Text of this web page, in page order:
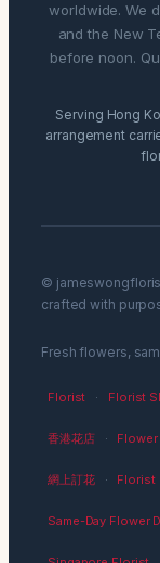
worldwide. We
and the New
before noon.
Serving Hong
arrangement
©
crafted with
Fresh flowers,
Florist · Florist
香港花店 · Flower
網上訂花 · Florist
Same-Day Flower